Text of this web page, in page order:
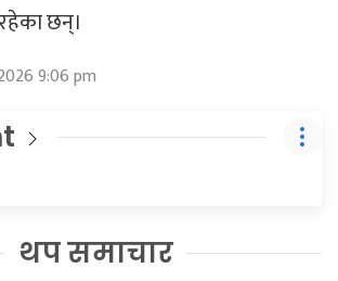
छन्।
9:06 pm
थप समाचार